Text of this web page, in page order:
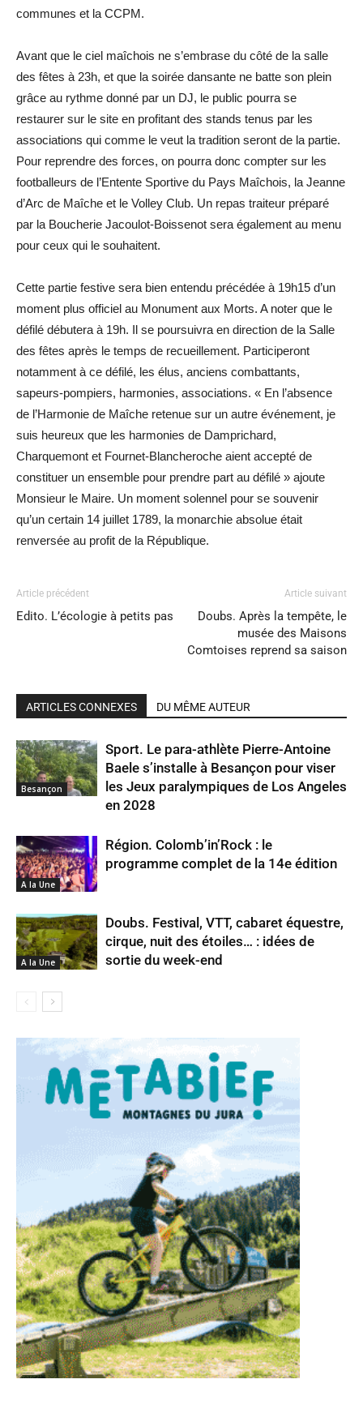
communes et la CCPM.
Avant que le ciel maîchois ne s’embrase du côté de la salle
des fêtes à 23h, et que la soirée dansante ne batte son plein
grâce au rythme donné par un DJ, le public pourra se
restaurer sur le site en profitant des stands tenus par les
associations qui comme le veut la tradition seront de la partie.
Pour reprendre des forces, on pourra donc compter sur les
footballeurs de l’Entente Sportive du Pays Maîchois, la Jeanne
d’Arc de Maîche et le Volley Club. Un repas traiteur préparé
par la Boucherie Jacoulot-Boissenot sera également au menu
pour ceux qui le souhaitent.
Cette partie festive sera bien entendu précédée à 19h15 d’un
moment plus officiel au Monument aux Morts. A noter que le
défilé débutera à 19h. Il se poursuivra en direction de la Salle
des fêtes après le temps de recueillement. Participeront
notamment à ce défilé, les élus, anciens combattants,
sapeurs-pompiers, harmonies, associations. « En l’absence
de l’Harmonie de Maîche retenue sur un autre événement, je
suis heureux que les harmonies de Damprichard,
Charquemont et Fournet-Blancheroche aient accepté de
constituer un ensemble pour prendre part au défilé » ajoute
Monsieur le Maire. Un moment solennel pour se souvenir
qu’un certain 14 juillet 1789, la monarchie absolue était
renversée au profit de la République.
Article précédent
Edito. L’écologie à petits pas
Article suivant
Doubs. Après la tempête, le
musée des Maisons
Comtoises reprend sa saison
ARTICLES CONNEXES DU MÊME AUTEUR
Besançon
Sport. Le para-athlète Pierre-Antoine
Baele s’installe à Besançon pour viser
les Jeux paralympiques de Los Angeles
en 2028
A la Une
Région. Colomb’in’Rock : le
programme complet de la 14e édition
A la Une
Doubs. Festival, VTT, cabaret équestre,
cirque, nuit des étoiles… : idées de
sortie du week-end